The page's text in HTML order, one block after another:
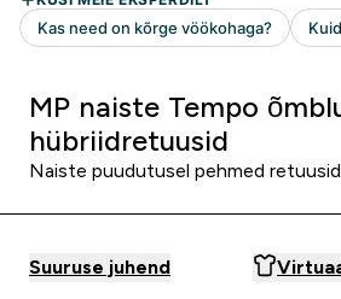
MP naiste Tempo
hübriidretuusid
Naiste puudutusel pehmed retuusid
Suuruse juhend